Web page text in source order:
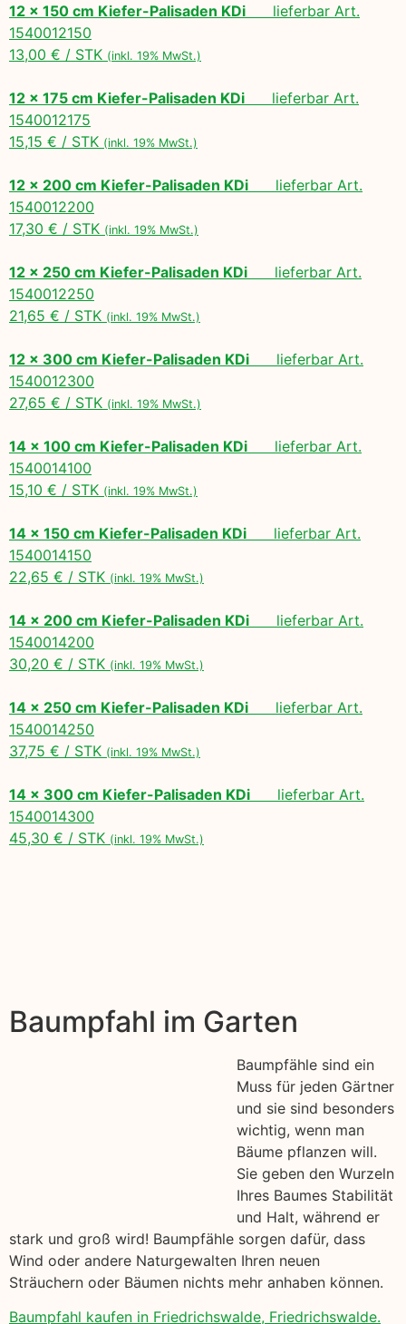
12 x 150 cm Kiefer-Palisaden KDi lieferbar Art.
1540012150
13,00 € / STK (inkl. 19% MwSt.)
12 x 175 cm Kiefer-Palisaden KDi lieferbar Art.
1540012175
15,15 € / STK (inkl. 19% MwSt.)
12 x 200 cm Kiefer-Palisaden KDi lieferbar Art.
1540012200
17,30 € / STK (inkl. 19% MwSt.)
12 x 250 cm Kiefer-Palisaden KDi lieferbar Art.
1540012250
21,65 € / STK (inkl. 19% MwSt.)
12 x 300 cm Kiefer-Palisaden KDi lieferbar Art.
1540012300
27,65 € / STK (inkl. 19% MwSt.)
14 x 100 cm Kiefer-Palisaden KDi lieferbar Art.
1540014100
15,10 € / STK (inkl. 19% MwSt.)
14 x 150 cm Kiefer-Palisaden KDi lieferbar Art.
1540014150
22,65 € / STK (inkl. 19% MwSt.)
14 x 200 cm Kiefer-Palisaden KDi lieferbar Art.
1540014200
30,20 € / STK (inkl. 19% MwSt.)
14 x 250 cm Kiefer-Palisaden KDi lieferbar Art.
1540014250
37,75 € / STK (inkl. 19% MwSt.)
14 x 300 cm Kiefer-Palisaden KDi lieferbar Art.
1540014300
45,30 € / STK (inkl. 19% MwSt.)
Baumpfahl im Garten
Baumpfähle sind ein
Muss für jeden Gärtner
und sie sind besonders
wichtig, wenn man
Bäume pflanzen will.
Sie geben den Wurzeln
Ihres Baumes Stabilität
und Halt, während er
stark und groß wird! Baumpfähle sorgen dafür, dass
Wind oder andere Naturgewalten Ihren neuen
Sträuchern oder Bäumen nichts mehr anhaben können.
Baumpfahl kaufen in Friedrichswalde, Friedrichswalde.